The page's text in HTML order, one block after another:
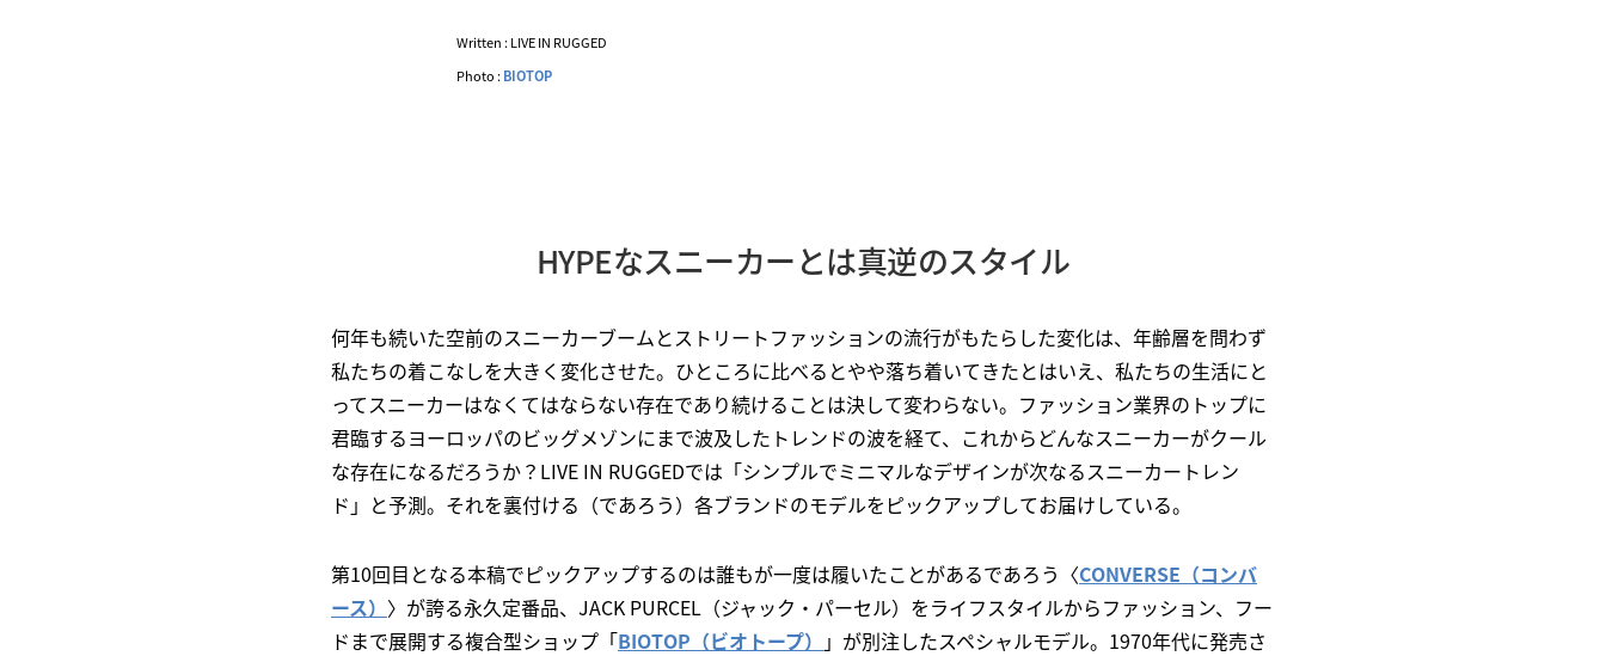
Written : LIVE IN RUGGED
Photo :BIOTOP
HYPEなスニーカーとは真逆のスタイル
何年も続いた空前のスニーカーブームとストリートファッションの流行がもたらした変化は、年齢層を問わず
私たちの着こなしを大きく変化させた。ひところに比べるとやや落ち着いてきたとはいえ、私たちの生活にと
ってスニーカーはなくてはならない存在であり続けることは決して変わらない。ファッション業界のトップに
君臨するヨーロッパのビッグメゾンにまで波及したトレンドの波を経て、これからどんなスニーカーがクール
な存在になるだろうか？LIVE IN RUGGEDでは「シンプルでミニマルなデザインが次なるスニーカートレン
ド」と予測。それを裏付ける（であろう）各ブランドのモデルをピックアップしてお届けしている。
第10回目となる本稿でピックアップするのは誰もが一度は履いたことがあるであろう〈CONVERSE（コンバ
ース） 〉が誇る永久定番品、JACK PURCEL（ジャック・パーセル）をライフスタイルからファッション、フー
ドまで展開する複合型ショップ「BIOTOP（ビオトープ） 」が別注したスペシャルモデル。1970年代に発売さ